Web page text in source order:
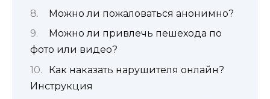
Можно ли пожаловаться анонимно?
Можно ли привлечь пешехода по
фото или видео?
Как наказать нарушителя онлайн?
Инструкция